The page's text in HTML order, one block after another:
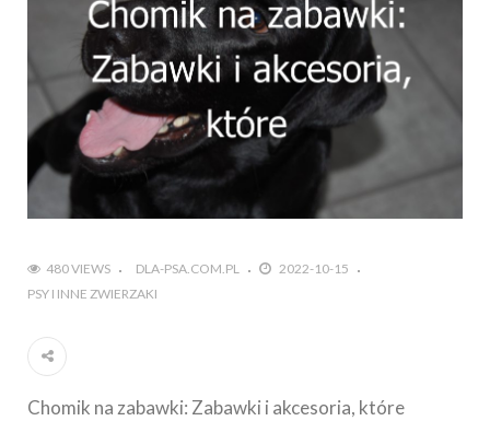
480 VIEWS DLA-PSA.COM.PL
2022-10-15
PSY I INNE ZWIERZAKI
Chomik na zabawki: Zabawki i akcesoria, które